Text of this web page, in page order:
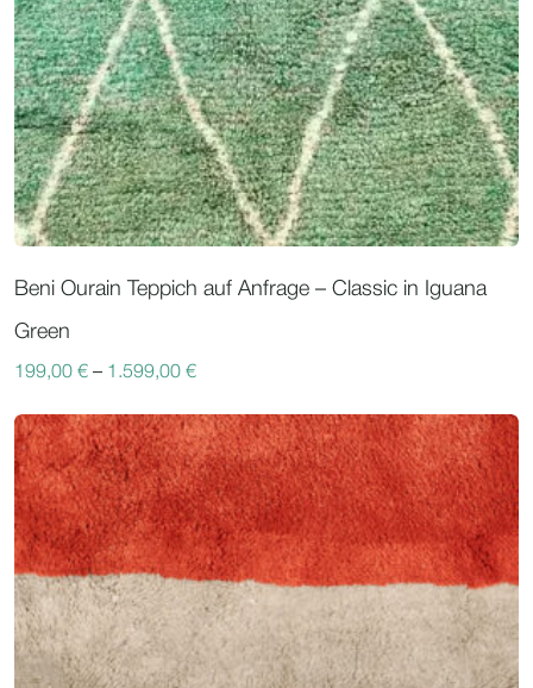
Beni Ourain Teppich auf Anfrage – Classic in Iguana
Green
199,00 € – 1.599,00 €